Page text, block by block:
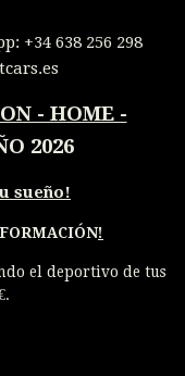
+34 638 256 298
- HOME -
2026
sueño!
!
el deportivo de tus